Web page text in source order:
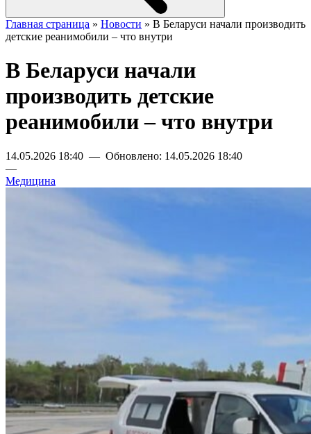
Главная страница » Новости » В Беларуси начали производить
детские реанимобили – что внутри
В Беларуси начали
производить детские
реанимобили – что внутри
14.05.2026 18:40 — Обновлено: 14.05.2026 18:40
—
Медицина